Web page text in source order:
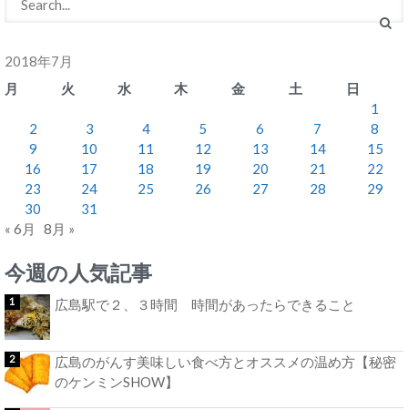
2018年7月
月
火 水 木 金 土
日
1
2
3 4 5 6 7
8
9
10 11 12 13 14
15
16
17 18 19 20 21
22
23
24 25 26 27 28
29
30
31
« 6月
8月 »
今週の人気記事
広島駅で２、３時間 時間があったらできること
広島のがんす美味しい食べ方とオススメの温め方【秘密
のケンミンSHOW】